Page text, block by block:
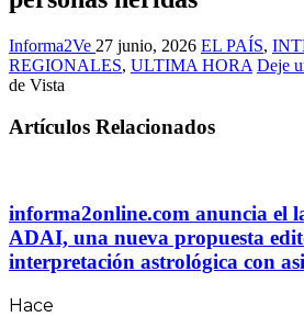
Informa2Ve 27 junio, 2026 EL PAÍS,
REGIONALES, ULTIMA HORA Deje
de Vista
Artículos Relacionados
informa2online.com anuncia el
ADAI, una nueva propuesta
interpretación astrológica con
Hace